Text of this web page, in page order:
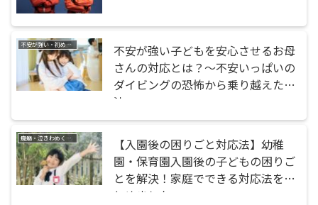
不安が強い・初めてのことが苦手
不安が強い子どもを安心させるお母
さんの対応とは？〜不安いっぱいの
ダイビングの恐怖から乗り越えた方
法
癇癪・泣きわめく・暴れる
【入園後の困りごと対応法】幼稚
園・保育園入園後の子どもの困りご
とを解決！家庭でできる対応法をま
とめました